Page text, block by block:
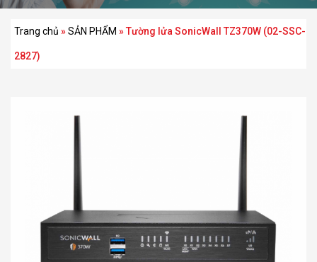
TZ370W (02-SSC-
Trang chủ »SẢN PHẨM »Tường lửa SonicWall TZ370W (02-SSC-
2827)